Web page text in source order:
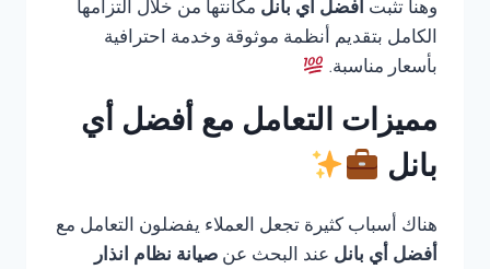
وهنا تثبت أفضل أي بانل مكانتها من خلال التزامها
الكامل بتقديم أنظمة موثوقة وخدمة احترافية
بأسعار مناسبة.
مميزات التعامل مع أفضل أي
بانل
هناك أسباب كثيرة تجعل العملاء يفضلون التعامل مع
أفضل أي بانل عند البحث عن صيانة نظام انذار